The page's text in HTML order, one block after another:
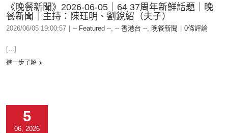
《晚餐新聞》2026-06-05｜64 37周年新鮮話題｜晚
餐新聞｜主持：陳珏明、劉銳紹（夫子）
2026/06/05 19:00:57 -- Featured --, -- 香港台 --, 晚餐新聞 0條評論
[...]
進一步了解
5
06, 2026